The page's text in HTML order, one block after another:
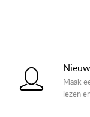
Maak
lezen